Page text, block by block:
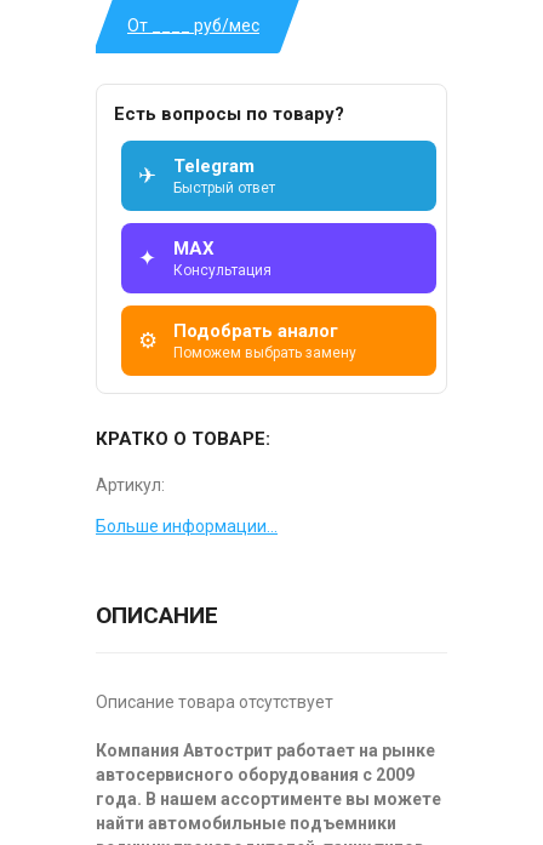
От ____ руб/мес
Есть вопросы по товару?
✈ Telegram
Быстрый ответ
✦ MAX
Консультация
⚙ Подобрать аналог
Поможем выбрать замену
КРАТКО О ТОВАРЕ:
Артикул:
Больше информации...
ОПИСАНИЕ
Описание товара отсутствует
Компания Автострит работает на рынке
автосервисного оборудования с 2009
года. В нашем ассортименте вы можете
найти автомобильные подъемники